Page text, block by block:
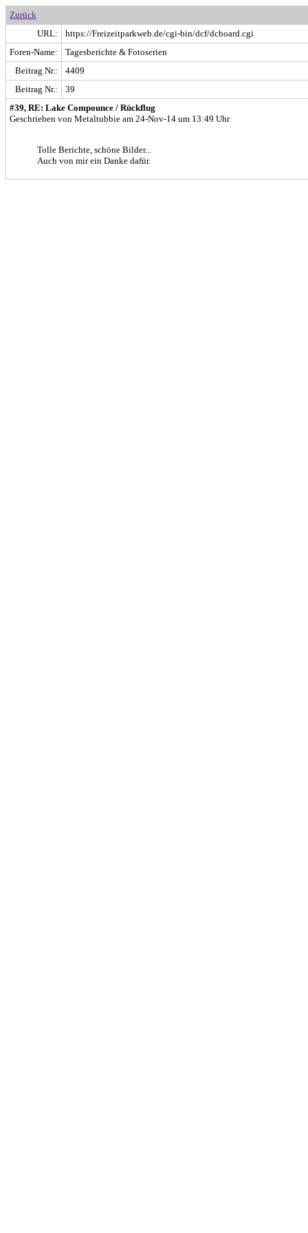
Zurück
URL:
https://Freizeitparkweb.de/cgi-bin/dcf/dcboard.cgi
Foren-Name:
Tagesberichte & Fotoserien
Beitrag Nr.:
4409
Beitrag Nr.:
39
#39, RE: Lake Compounce / Rückflug
Geschrieben von Metaltubbie am 24-Nov-14 um 13:49 Uhr
Tolle Berichte, schöne Bilder...
Auch von mir ein Danke dafür.